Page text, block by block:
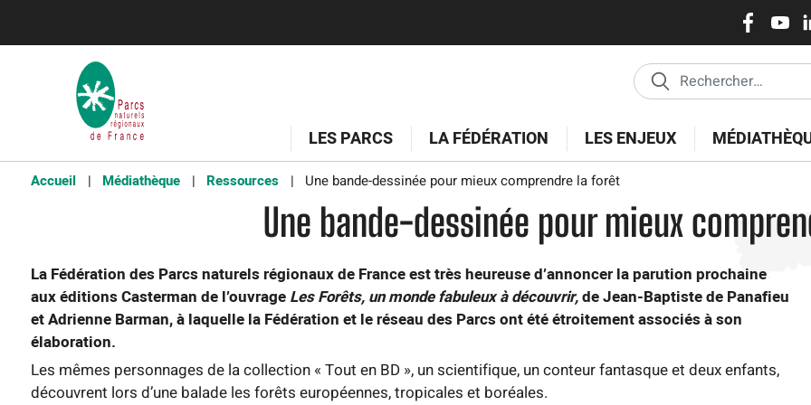
principal
Réseaux
sociaux
LES PARCS LA FÉDÉRATION LES ENJEUX
Accueil Médiathèque Ressources Une bande-dessinée pour mieux comprendre la forêt
Une bande-dessinée pour mieux
La Fédération des Parcs naturels régionaux de France est très heureuse d’annoncer la parution prochaine
aux éditions Casterman de l’ouvrage Les Forêts, un monde fabuleux à découvrir,de Jean-Baptiste de Panafieu
et Adrienne Barman, à laquelle la Fédération et le réseau des Parcs ont été étroitement associés à son
élaboration.
Les mêmes personnages de la collection « Tout en BD », un scientifique, un conteur fantasque et deux enfants,
découvrent lors d’une balade les forêts européennes, tropicales et boréales.